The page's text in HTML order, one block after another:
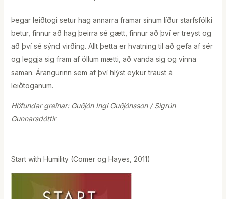
Þegar leiðtogi setur hag annarra framar sínum líður starfsfólki
betur, finnur að hag þeirra sé gætt, finnur að því er treyst og
að því sé sýnd virðing. Allt þetta er hvatning til að gefa af sér
og leggja sig fram af öllum mætti, að vanda sig og vinna
saman. Árangurinn sem af því hlýst eykur traust á
leiðtoganum.
Höfundar greinar: Guðjón Ingi Guðjónsson / Sigrún
Gunnarsdóttir
Start with Humility (Comer og Hayes, 2011)